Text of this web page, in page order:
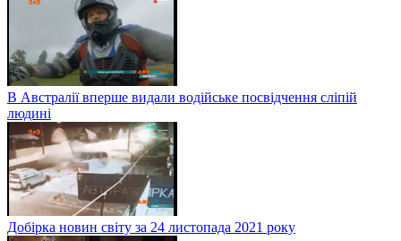
В Австралії вперше видали водійське посвідчення сліпій
людині
Добірка новин світу за 24 листопада 2021 року